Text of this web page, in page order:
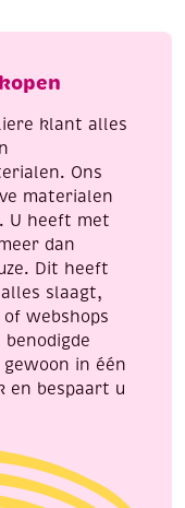
aantal
klant alles
Ons
materialen
U heeft met
dan
Dit heeft
slaagt,
webshops
in één
en bespaart u